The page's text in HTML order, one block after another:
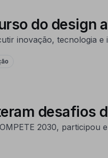
do design
inovação, tecnologia
desafios
2030,